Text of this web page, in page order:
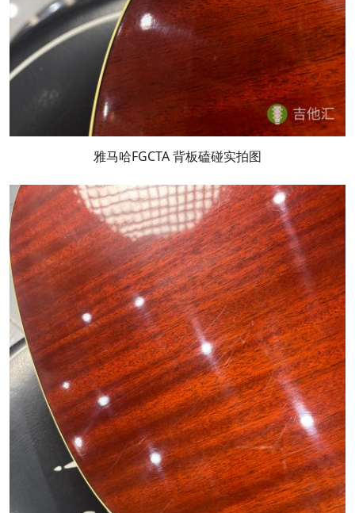
雅马哈FGCTA 背板磕碰实拍图